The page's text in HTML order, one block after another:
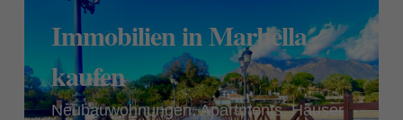
Immobilien in Marbella
kaufen
Neubauwohnungen, Apartments, Häuser